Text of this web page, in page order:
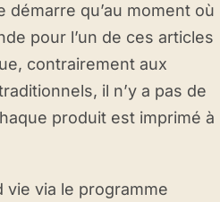
qu’au moment où
pour l’un de ces articles
contrairement aux
il n’y a pas de
produit est imprimé à
vie via le programme